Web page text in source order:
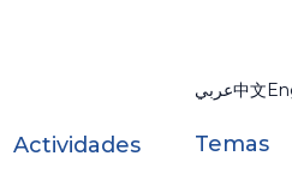
عربي中文
Actividades Temas